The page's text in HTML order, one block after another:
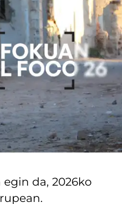
da, 2026ko